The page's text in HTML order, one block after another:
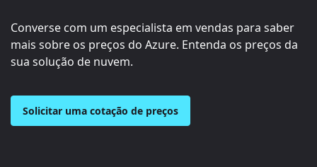
Converse com um especialista em vendas para saber
mais sobre os preços do Azure. Entenda os preços da
sua solução de nuvem.
Solicitar uma cotação de preços